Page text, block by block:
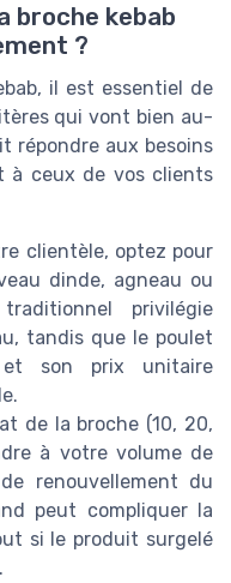
broche kebab
?
il est essentiel de
qui vont bien au-
répondre aux besoins
à ceux de vos clients
clientèle, optez pour
dinde, agneau ou
privilégie
tandis que le poulet
son prix unitaire
de la broche (10, 20,
à votre volume de
renouvellement du
peut compliquer la
si le produit surgelé